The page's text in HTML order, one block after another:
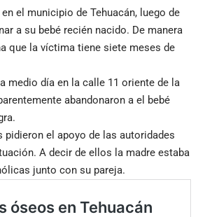
el municipio de Tehuacán, luego de
a su bebé recién nacido. De manera
que la víctima tiene siete meses de
medio día en la calle 11 oriente de la
abandonaron a el bebé
pidieron el apoyo de las autoridades
A decir de ellos la madre estaba
junto con su pareja.